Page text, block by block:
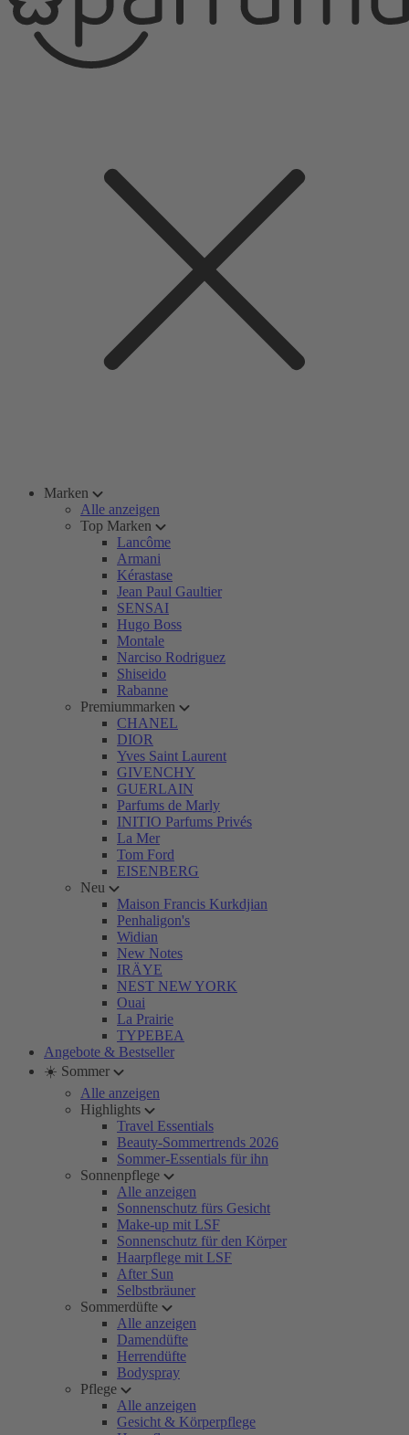
Marken
Alle anzeigen
Top Marken
Lancôme
Armani
Kérastase
Jean Paul Gaultier
SENSAI
Hugo Boss
Montale
Narciso Rodriguez
Shiseido
Rabanne
Premiummarken
CHANEL
DIOR
Yves Saint Laurent
GIVENCHY
GUERLAIN
Parfums de Marly
INITIO Parfums Privés
La Mer
Tom Ford
EISENBERG
Neu
Maison Francis Kurkdjian
Penhaligon's
Widian
New Notes
IRÄYE
NEST NEW YORK
Ouai
La Prairie
TYPEBEA
Angebote & Bestseller
☀️ Sommer
Alle anzeigen
Highlights
Travel Essentials
Beauty-Sommertrends 2026
Sommer-Essentials für ihn
Sonnenpflege
Alle anzeigen
Sonnenschutz fürs Gesicht
Make-up mit LSF
Sonnenschutz für den Körper
Haarpflege mit LSF
After Sun
Selbstbräuner
Sommerdüfte
Alle anzeigen
Damendüfte
Herrendüfte
Bodyspray
Pflege
Alle anzeigen
Gesicht & Körperpflege